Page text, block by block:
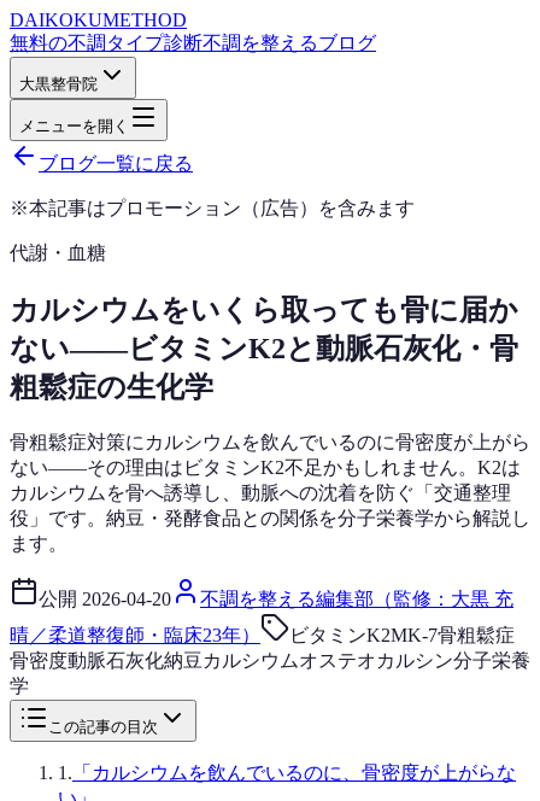
DAIKOKUMETHOD
無料の不調タイプ診断不調を整えるブログ
大黒整骨院
メニューを開く
ブログ一覧に戻る
※本記事はプロモーション（広告）を含みます
代謝・血糖
カルシウムをいくら取っても骨に届か
ない——ビタミンK2と動脈石灰化・骨
粗鬆症の生化学
骨粗鬆症対策にカルシウムを飲んでいるのに骨密度が上がら
ない——その理由はビタミンK2不足かもしれません。K2は
カルシウムを骨へ誘導し、動脈への沈着を防ぐ「交通整理
役」です。納豆・発酵食品との関係を分子栄養学から解説し
ます。
公開 2026-04-20
不調を整える編集部（監修：大黒 充
晴／柔道整復師・臨床23年）
ビタミンK2MK-7骨粗鬆症
骨密度動脈石灰化納豆カルシウムオステオカルシン分子栄養
学
この記事の目次
1 . 「カルシウムを飲んでいるのに、骨密度が上がらな